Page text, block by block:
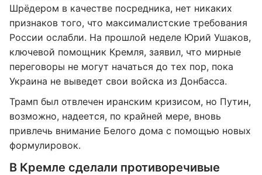
Шрёдером в качестве посредника, нет никаких
признаков того, что максималистские требования
России ослабли. На прошлой неделе Юрий Ушаков,
ключевой помощник Кремля, заявил, что мирные
переговоры не могут начаться до тех пор, пока
Украина не выведет свои войска из Донбасса.
Трамп был отвлечен иранским кризисом, но Путин,
возможно, надеется, по крайней мере, вновь
привлечь внимание Белого дома с помощью новых
формулировок.
В Кремле сделали противоречивые